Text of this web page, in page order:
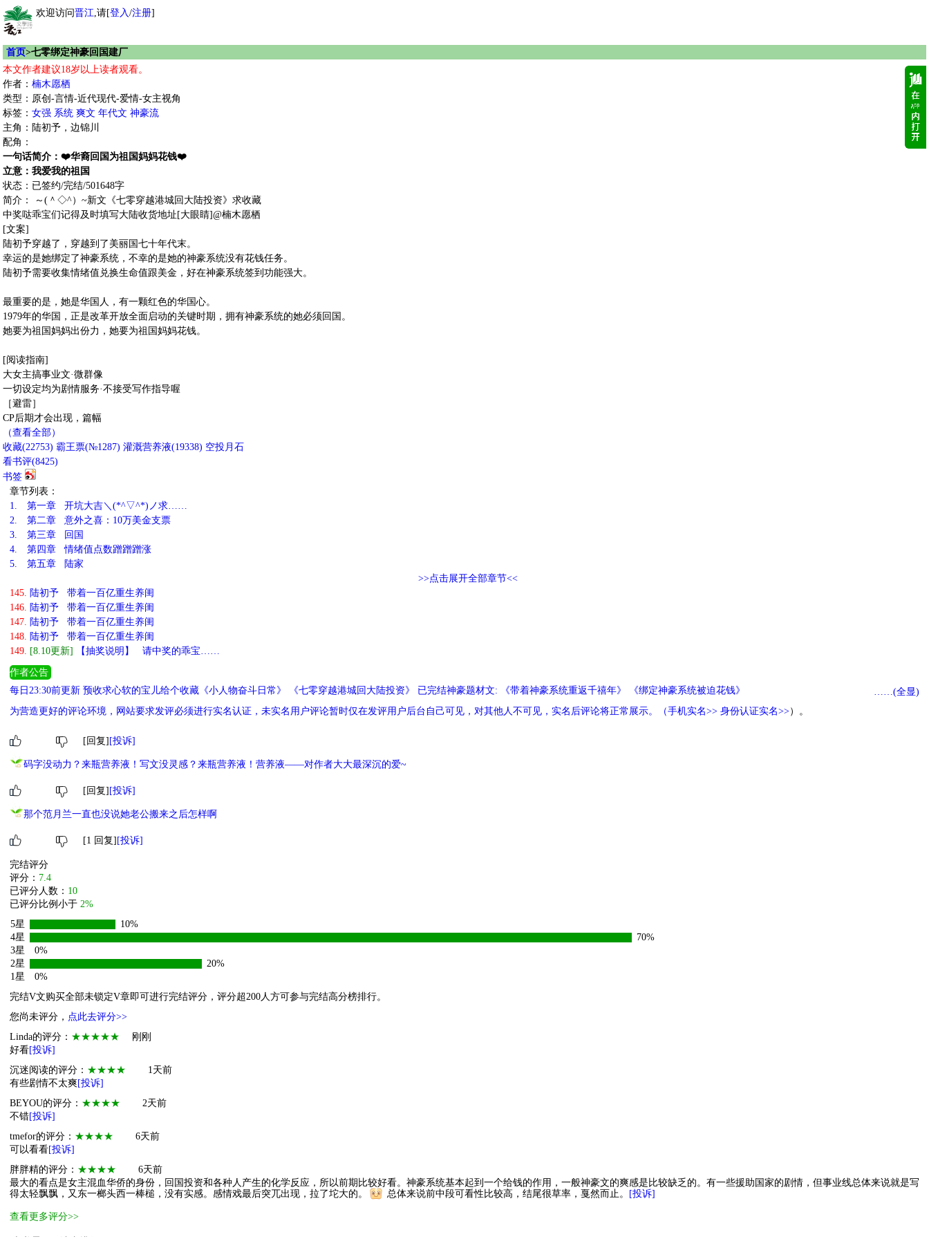
欢迎访问晋江,请[登入/注册]
首页>七零绑定神豪回国建厂
本文作者建议18岁以上读者观看。
作者： 楠木愿栖
类型：原创-言情-近代现代-爱情-女主视角
标签： 女强 系统 爽文 年代文 神豪流
主角：陆初予，边锦川
配角：
一句话简介：❤️华裔回国为祖国妈妈花钱❤️
立意：我爱我的祖国
状态：已签约/完结/501648字
简介： ～(＾◇^）~新文《七零穿越港城回大陆投资》求收藏
中奖哒乖宝们记得及时填写大陆收货地址[大眼睛]@楠木愿栖
[文案]
陆初予穿越了，穿越到了美丽国七十年代末。
幸运的是她绑定了神豪系统，不幸的是她的神豪系统没有花钱任务。
陆初予需要收集情绪值兑换生命值跟美金，好在神豪系统签到功能强大。
最重要的是，她是华国人，有一颗红色的华国心。
1979年的华国，正是改革开放全面启动的关键时期，拥有神豪系统的她必须回国。
她要为祖国妈妈出份力，她要为祖国妈妈花钱。
[阅读指南]
大女主搞事业文·微群像
一切设定均为剧情服务·不接受写作指导喔
［避雷］
CP后期才会出现，篇幅
（查看全部）
收藏(22753) 霸王票(№1287) 灌溉营养液(19338) 空投月石
看书评(8425)
书签
章节列表：
1.
第一章 开坑大吉＼(*^▽^*)ノ求……
2.
第二章 意外之喜：10万美金支票
3.
第三章 回国
4.
第四章 情绪值点数蹭蹭蹭涨
5.
第五章 陆家
>>点击展开全部章节<<
145. 陆初予 带着一百亿重生养闺
146. 陆初予 带着一百亿重生养闺
147. 陆初予 带着一百亿重生养闺
148. 陆初予 带着一百亿重生养闺
149. [8.10更新] 【抽奖说明】 请中奖的乖宝……
作者公告
每日23:30前更新 预收求心软的宝儿给个收藏《小人物奋斗日常》 《七零穿越港城回大陆投资》 已完结神豪题材文: 《带着神豪系统重返千禧年》 《绑定神豪系统被迫花钱》
……(全显)
为营造更好的评论环境，网站要求发评必须进行实名认证，未实名用户评论暂时仅在发评用户后台自己可见，对其他人不可见，实名后评论将正常展示。（手机实名>> 身份认证实名>>）。
[回复] [投诉]
码字没动力？来瓶营养液！写文没灵感？来瓶营养液！营养液——对作者大大最深沉的爱~
[回复] [投诉]
那个范月兰一直也没说她老公搬来之后怎样啊
[1 回复] [投诉]
完结评分
评分： 7.4
已评分人数： 10
已评分比例小于 2%
5星
10%
4星
70%
3星
0%
2星
20%
1星
0%
完结V文购买全部未锁定V章即可进行完结评分，评分超200人方可参与完结高分榜排行。
您尚未评分， 点此去评分>>
Linda的评分： ★★★★★
刚刚
好看[投诉]
沉迷阅读的评分： ★★★★
1天前
有些剧情不太爽[投诉]
BEYOU的评分： ★★★★
2天前
不错[投诉]
tmefor的评分： ★★★★
6天前
可以看看[投诉]
胖胖精的评分： ★★★★
6天前
最大的看点是女主混血华侨的身份，回国投资和各种人产生的化学反应，所以前期比较好看。神豪系统基本起到一个给钱的作用，一般神豪文的爽感是比较缺乏的。有一些援助国家的剧情，但事业线总体来说就是写
得太轻飘飘，又东一榔头西一棒槌，没有实感。感情戏最后突兀出现，拉了坨大的。
总体来说前中段可看性比较高，结尾很草率，戛然而止。 [投诉]
查看更多评分>>